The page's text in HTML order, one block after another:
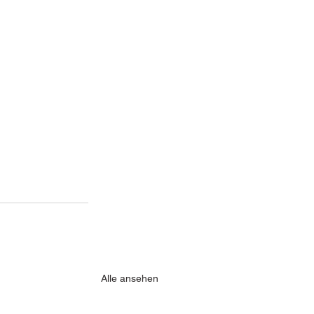
Alle ansehen